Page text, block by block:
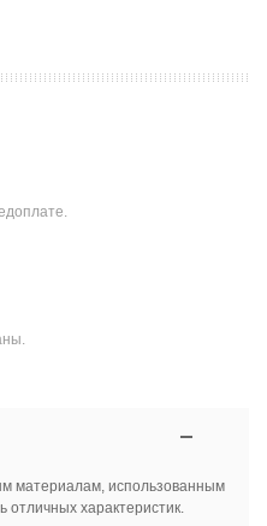
материалам, использованным
отличных характеристик.